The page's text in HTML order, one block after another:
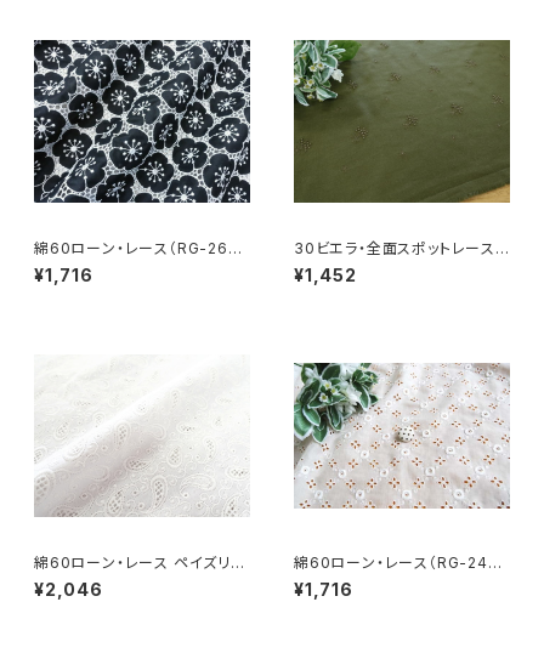
綿60ローン・レース（RG-2667
2c）
¥1,716
30ビエラ・全面スポットレース
（RG-29249v）
¥1,452
綿60ローン・レース ペイズリー
（RG-26547）
¥2,046
綿60ローン・レース（RG-2455
9）
¥1,716